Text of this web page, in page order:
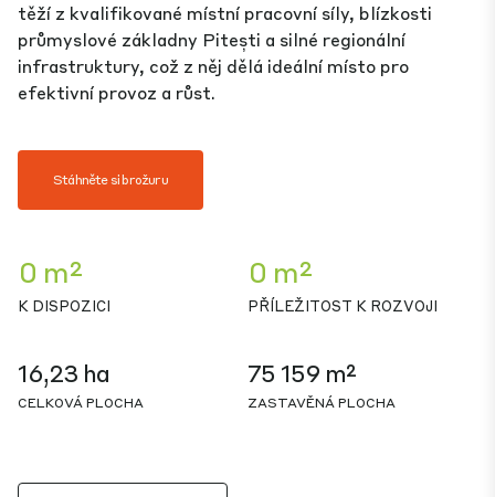
těží z kvalifikované místní pracovní síly, blízkosti
průmyslové základny Pitești a silné regionální
infrastruktury, což z něj dělá ideální místo pro
efektivní provoz a růst.
Stáhněte si brožuru
0 m²
K DISPOZICI
0 m²
PŘÍLEŽITOST K ROZVOJI
16,23 ha
CELKOVÁ PLOCHA
75 159 m²
ZASTAVĚNÁ PLOCHA